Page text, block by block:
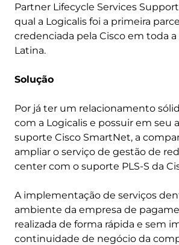
Partner Lifecycle Services Support
qual a Logicalis foi a primeira
credenciada pela Cisco em toda a
Latina.
Solução
Por já ter um relacionamento
com a Logicalis e possuir em seu
suporte Cisco SmartNet, a
ampliar o serviço de gestão de
center com o suporte PLS-S da
A implementação de serviços
ambiente da empresa de
realizada de forma rápida e sem
continuidade de negócio da